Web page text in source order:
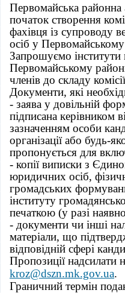
Первомайська районна
початок створення
фахівця із супроводу
осіб у
Запрошуємо інститути
Первомайському
членів до складу
Документи, які
- заява у довільній
підписана керівником
зазначенням особи
організації або будь-
пропонується для
- копії виписки з
юридичних осіб,
громадських
інституту
печаткою (у разі
- документи чи інші
матеріали, що
відповідній сфері
Пропозиції надсилати
kroz@dszn.mk.gov.ua.
Граничний термін